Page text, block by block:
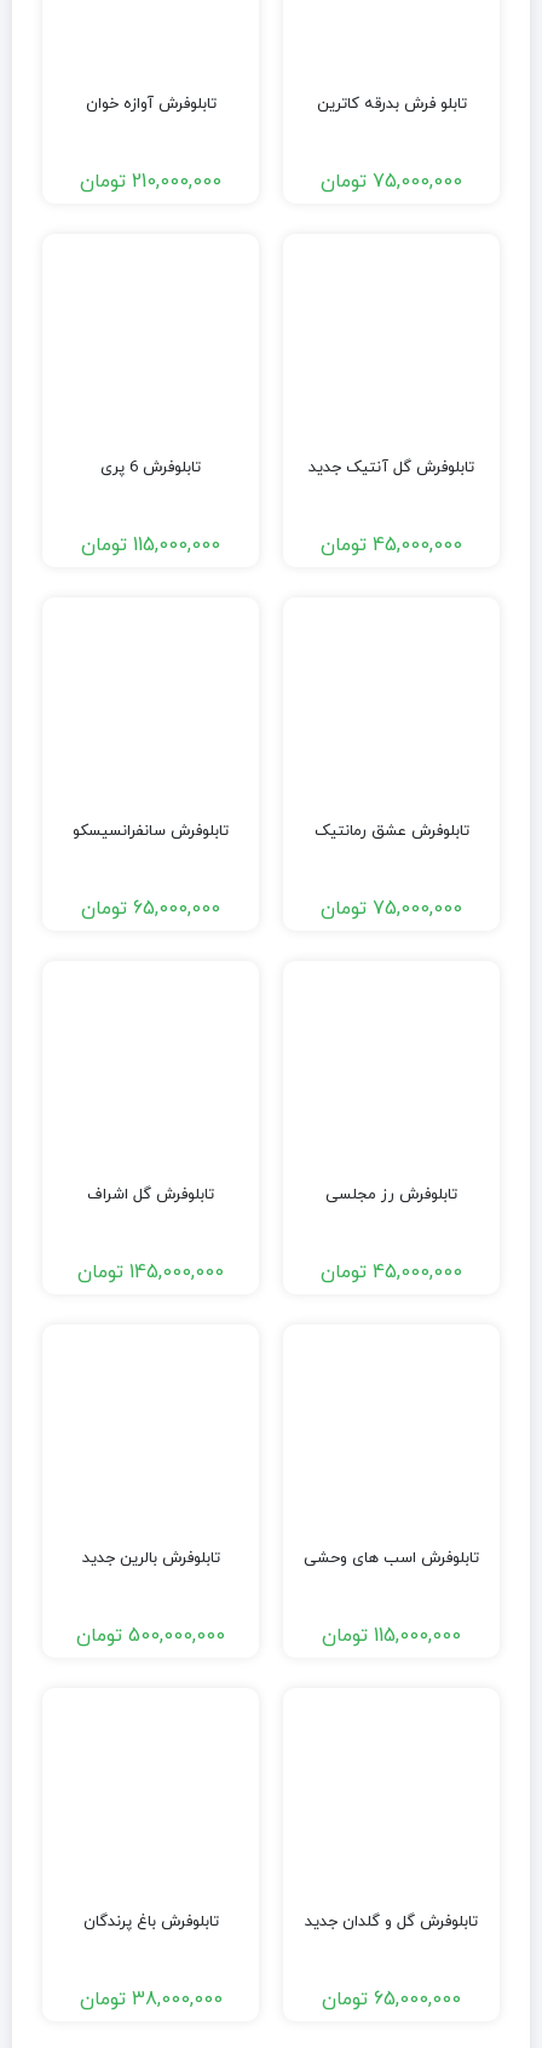
تابلو فرش بدرقه کاترین
75,000,000 تومان
تابلوفرش آوازه خوان
210,000,000 تومان
تابلوفرش گل آنتیک جدید
45,000,000 تومان
تابلوفرش 6 پری
115,000,000 تومان
تابلوفرش عشق رمانتیک
75,000,000 تومان
تابلوفرش سانفرانسیسکو
65,000,000 تومان
تابلوفرش رز مجلسی
45,000,000 تومان
تابلوفرش گل اشراف
145,000,000 تومان
تابلوفرش اسب های وحشی
115,000,000 تومان
تابلوفرش بالرین جدید
500,000,000 تومان
تابلوفرش گل و گلدان جدید
65,000,000 تومان
تابلوفرش باغ پرندگان
38,000,000 تومان